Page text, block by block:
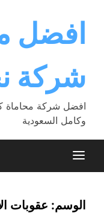
contentافضل
شركة
افضل شركة محاماة
وكامل السعودية
الوسم: عقوبات